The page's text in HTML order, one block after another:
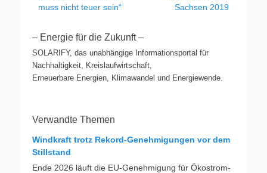
Beitrag:
muss nicht teuer sein“
Sachsen 2019
– Energie für die Zukunft –
SOLARIFY, das unabhängige Informationsportal für
Nachhaltigkeit, Kreislaufwirtschaft,
Erneuerbare Energien, Klimawandel und Energiewende.
Verwandte Themen
Windkraft trotz Rekord-Genehmigungen vor dem
Stillstand
Ende 2026 läuft die EU-Genehmigung für Ökostrom-